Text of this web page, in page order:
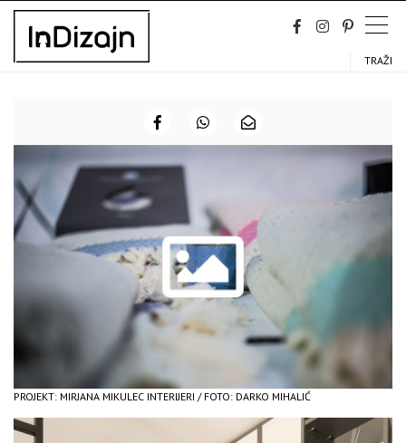
Skip
content
TRAŽI
PROJEKT: MIRJANA MIKULEC INTERIJERI / FOTO: DARKO MIHALIĆ